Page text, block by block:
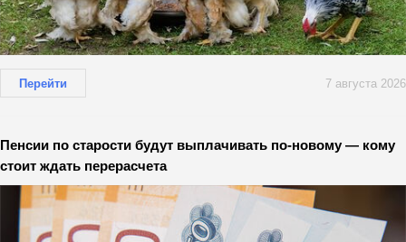
Перейти 7 августа 2026
Пенсии по старости будут выплачивать по-новому — кому
стоит ждать перерасчета